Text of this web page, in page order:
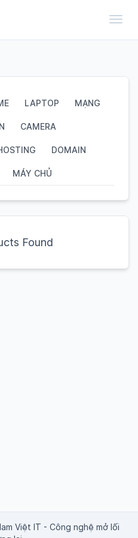
LAPTOP MẠNG
CAMERA
DOMAIN
MÁY CHỦ
Found
Việt IT - Công nghệ mở lối